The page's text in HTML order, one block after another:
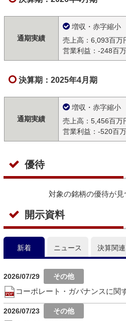
通期実績
増収・赤字縮小
売上高：6,093百万
営業利益：-248百万
決算期：2025年4月期
通期実績
増収・赤字縮小
売上高：5,456百万
営業利益：-520百万
優待
対象の銘柄の優待が見
開示資料
新着 ニュース 決算関連
2026/07/29
コーポレート・ガバナンスに関
2026/07/23